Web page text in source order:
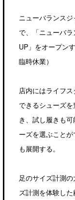
ニューバランス
で、「ニューバ
UP」をオープン
臨時休業）
店内にはライフ
できるシューズ
き、試し履きも
ーズを選ぶこと
も展開する。
足のサイズ計測
ズ計測を体験し